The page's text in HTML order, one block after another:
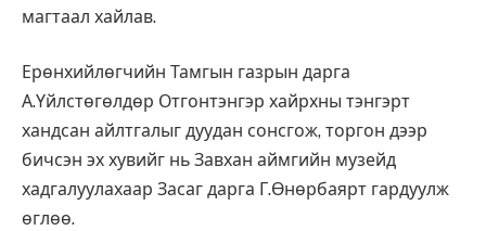
магтаал хайлав.
Ерөнхийлөгчийн Тамгын газрын дарга
А.Үйлстөгөлдөр Отгонтэнгэр хайрхны тэнгэрт
хандсан айлтгалыг дуудан сонсгож, торгон дээр
бичсэн эх хувийг нь Завхан аймгийн музейд
хадгалуулахаар Засаг дарга Г.Өнөрбаярт гардуулж
өглөө.